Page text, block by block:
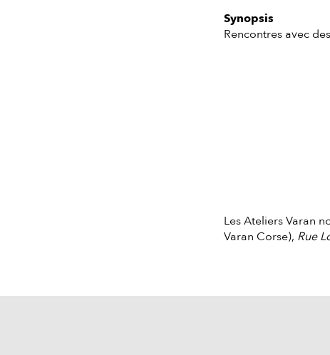
Synopsis
Rencontres avec
Les Ateliers Varan
Varan Corse), Rue